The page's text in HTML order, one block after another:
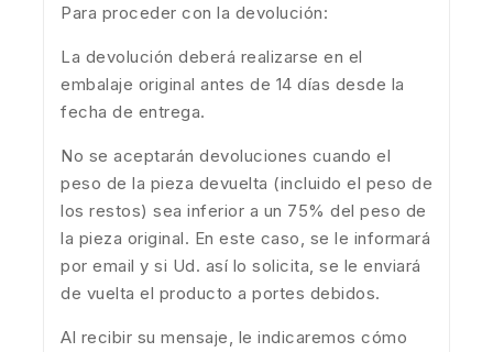
Para proceder con la devolución:
La devolución deberá realizarse en el
embalaje original antes de 14 días desde la
fecha de entrega.
No se aceptarán devoluciones cuando el
peso de la pieza devuelta (incluido el peso de
los restos) sea inferior a un 75% del peso de
la pieza original. En este caso, se le informará
por email y si Ud. así lo solicita, se le enviará
de vuelta el producto a portes debidos.
Al recibir su mensaje, le indicaremos cómo